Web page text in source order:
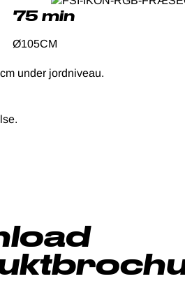
75 min
Ø105CM
under jordniveau.